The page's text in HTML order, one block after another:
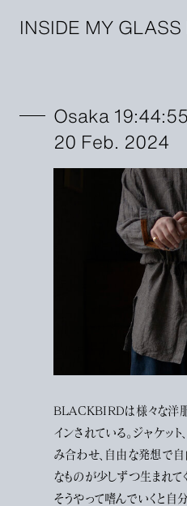
INSIDE MY GLASS
Osaka 19:44:55
20 Feb. 2024
BLACKBIRDは様々な洋
インされている。ジャケット
み合わせ、自由な発想で
なものが少しずつ生まれて
そうやって嗜んでいくと自